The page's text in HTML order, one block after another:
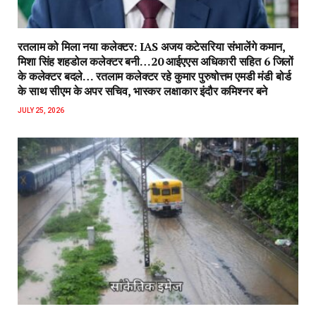
रतलाम को मिला नया कलेक्टर: IAS अजय कटेसरिया संभालेंगे कमान,
मिशा सिंह शहडोल कलेक्टर बनी…20 आईएएस अधिकारी सहित 6 जिलों
के कलेक्टर बदले… रतलाम कलेक्टर रहे कुमार पुरुषोत्तम एमडी मंडी बोर्ड
के साथ सीएम के अपर सचिव, भास्कर लक्षाकार इंदौर कमिश्नर बने
JULY 25, 2026